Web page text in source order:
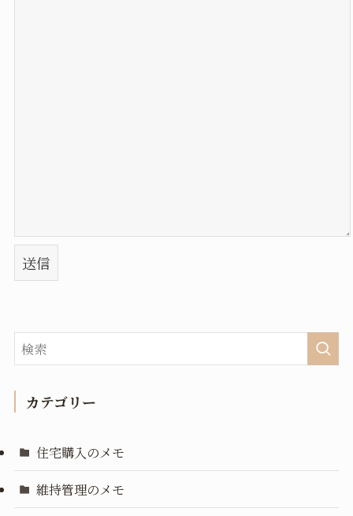
カテゴリー
住宅購入のメモ
維持管理のメモ